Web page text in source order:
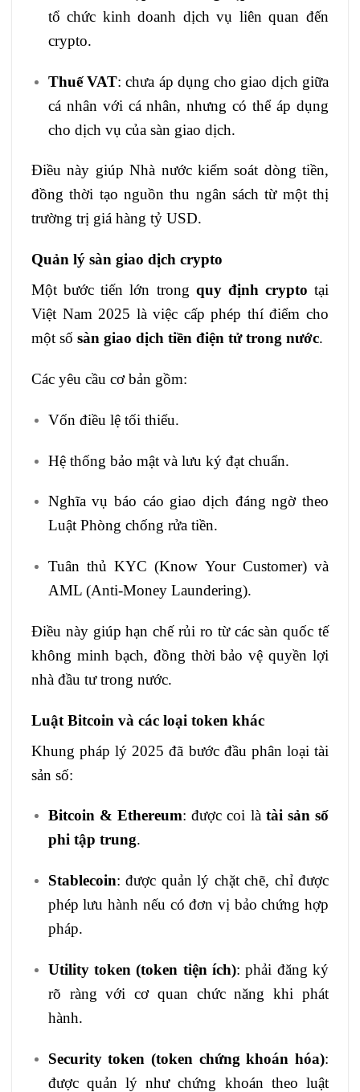
tổ chức kinh doanh dịch vụ liên quan đến
crypto.
Thuế VAT: chưa áp dụng cho giao dịch giữa
cá nhân với cá nhân, nhưng có thể áp dụng
cho dịch vụ của sàn giao dịch.
Điều này giúp Nhà nước kiểm soát dòng tiền,
đồng thời tạo nguồn thu ngân sách từ một thị
trường trị giá hàng tỷ USD.
Quản lý sàn giao dịch crypto
Một bước tiến lớn trong quy định crypto tại
Việt Nam 2025 là việc cấp phép thí điểm cho
một số sàn giao dịch tiền điện tử trong nước.
Các yêu cầu cơ bản gồm:
Vốn điều lệ tối thiểu.
Hệ thống bảo mật và lưu ký đạt chuẩn.
Nghĩa vụ báo cáo giao dịch đáng ngờ theo
Luật Phòng chống rửa tiền.
Tuân thủ KYC (Know Your Customer) và
AML (Anti-Money Laundering).
Điều này giúp hạn chế rủi ro từ các sàn quốc tế
không minh bạch, đồng thời bảo vệ quyền lợi
nhà đầu tư trong nước.
Luật Bitcoin và các loại token khác
Khung pháp lý 2025 đã bước đầu phân loại tài
sản số:
Bitcoin & Ethereum: được coi là tài sản số
phi tập trung.
Stablecoin: được quản lý chặt chẽ, chỉ được
phép lưu hành nếu có đơn vị bảo chứng hợp
pháp.
Utility token (token tiện ích): phải đăng ký
rõ ràng với cơ quan chức năng khi phát
hành.
Security token (token chứng khoán hóa):
được quản lý như chứng khoán theo luật